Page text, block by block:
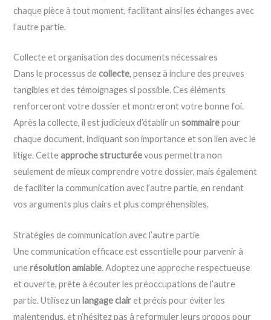
chaque pièce à tout moment, facilitant ainsi les échanges avec
l’autre partie.
Collecte et organisation des documents nécessaires
Dans le processus decollecte, pensez à inclure des preuves
tangibles et des témoignages si possible. Ces éléments
renforceront votre dossier et montreront votre bonne foi.
Après la collecte, il est judicieux d’établir unsommairepour
chaque document, indiquant son importance et son lien avec le
litige. Cetteapproche structuréevous permettra non
seulement de mieux comprendre votre dossier, mais également
de faciliter la communication avec l’autre partie, en rendant
vos arguments plus clairs et plus compréhensibles.
Stratégies de communication avec l’autre partie
Une communication efficace est essentielle pour parvenir à
unerésolution amiable. Adoptez une approche respectueuse
et ouverte, prête à écouter les préoccupations de l’autre
partie. Utilisez un langage clairet précis pour éviter les
malentendus, et n’hésitez pas à reformuler leurs propos pour